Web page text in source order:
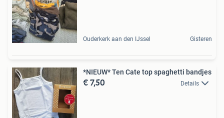
Ouderkerk aan den IJssel Gisteren
*NIEUW* Ten Cate top spaghetti bandjes
€ 7,50 Details